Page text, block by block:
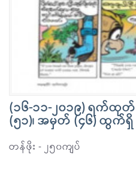
(၁၆-၁၁-၂၀၁၉) ရက်ထု
(၅၁)၊ အမှတ် (၄၆) ထွက်ရှိ
တန်ဖိုး - ၂၅၀ကျပ်